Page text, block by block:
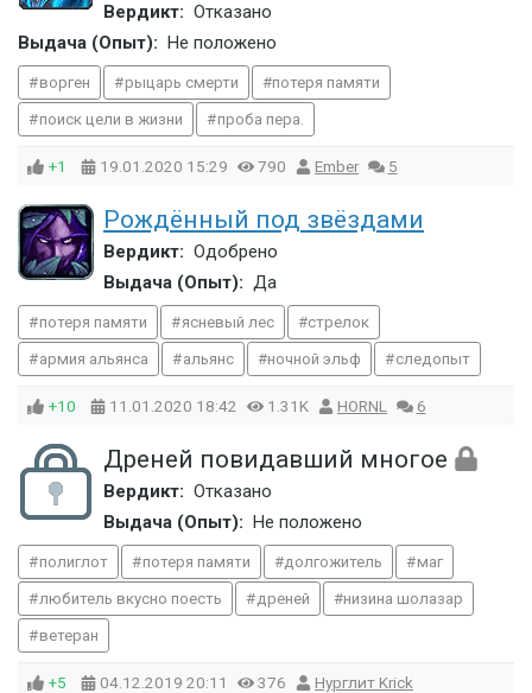
Вердикт: Отказано
Выдача (Опыт):
Не положено
ворген рыцарь смерти потеря памяти
поиск цели в жизни проба пера.
+1 19.01.2020 15:29 790 Ember 5
Рождённый под звёздами
Вердикт: Одобрено
Выдача (Опыт): Да
потеря памяти ясневый лес стрелок
армия альянса альянс ночной эльф следопыт
+10 11.01.2020 18:42 1.31K HORNL 6
Дреней повидавший многое
Вердикт: Отказано
Выдача (Опыт):
Не положено
полиглот потеря памяти долгожитель маг
любитель вкусно поесть дреней низина шолазар
ветеран
+5 04.12.2019 20:11 376 Нурглит Krick